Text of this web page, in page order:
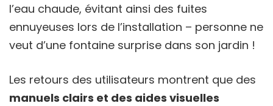
l’eau chaude, évitant ainsi des fuites
ennuyeuses lors de l’installation – personne ne
veut d’une fontaine surprise dans son jardin !
Les retours des utilisateurs montrent que des
manuels clairs et des aides visuelles